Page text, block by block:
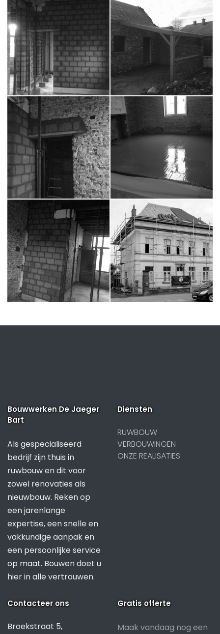
Bouwwerken De Jaeger
Bart
Als gespecialiseerd
bedrijf zijn thuis in
ruwbouw en dit voor
zowel renovaties als
nieuwbouw. Reken op
een jarenlange
expertise, een snelle en
vakkundige aanpak en
een persoonlijke service
op maat. Bouwen doet u
hier in alle vertrouwen.
Diensten
RUWBOUW
VERBOUWINGEN
ONZE REALISATIES
Contacteer ons
Broekstraat 5,
Gratis offerte
Maak vandaag nog een